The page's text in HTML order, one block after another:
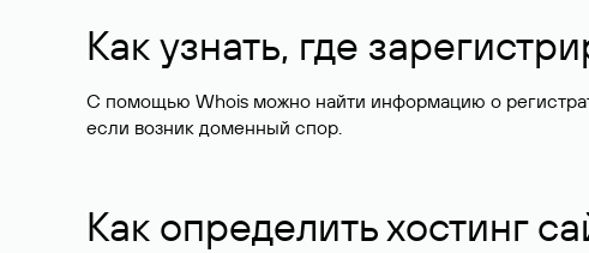
Как узнать, где
С помощью Whois можно найти информацию о
если возник доменный спор.
Как определить хостинг